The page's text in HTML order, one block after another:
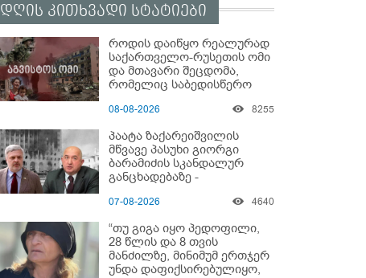
დღის კითხვადი სტატიები
როდის დაიწყო რეალურად
საქართველო-რუსეთის ომი
და მთავარი შეცდომა,
რომელიც საბედისწერო
08-08-2026 8255
პაატა ზაქარეიშვილის
მწვავე პასუხი გიორგი
ბარამიძის სკანდალურ
განცხადებაზე -
ვიცი... კამანში მოკლული
გადმოვასვენე... ბარამიძე
კი ტყუის"
07-08-2026 4640
“თუ გიგა იყო პედოფილი,
28 წლის და 8 თვის
მანძილზე, მინიმუმ ერთჯერ
უნდა დაფიქსირებულიყო,